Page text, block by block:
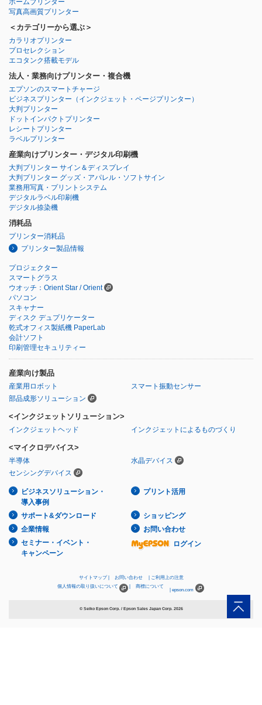
ホームプリンター
写真高画質プリンター
＜カテゴリーから選ぶ＞
カラリオプリンター
プロセレクション
エコタンク搭載モデル
法人・業務向けプリンター・複合機
エプソンのスマートチャージ
ビジネスプリンター （インクジェット・ページプリンター）
大判プリンター
ドットインパクトプリンター
レシートプリンター
ラベルプリンター
産業向けプリンター・デジタル印刷機
大判プリンター サイン＆ディスプレイ
大判プリンター グッズ・アパレル・ソフトサイン
業務用写真・プリントシステム
デジタルラベル印刷機
デジタル捺染機
消耗品
プリンター消耗品
プリンター製品情報
プロジェクター
スマートグラス
ウオッチ：Orient Star / Orient
パソコン
スキャナー
ディスク デュプリケーター
乾式オフィス製紙機 PaperLab
会計ソフト
印刷管理セキュリティー
産業向け製品
産業用ロボット
スマート振動センサー
部品成形ソリューション
<インクジェットソリューション>
インクジェットヘッド インクジェットによるものづくり
<マイクロデバイス>
半導体
水晶デバイス
センシングデバイス
ビジネスソリューション・
導入事例
プリント活用
サポート&ダウンロード
ショッピング
企業情報
お問い合わせ
セミナー・イベント・
キャンペーン
ログイン
サイトマップ お問い合わせ
ご利用上の注意
個人情報の取り扱いについて
商標について
epson.com
© Seiko Epson Corp. / Epson Sales Japan Corp. 2026